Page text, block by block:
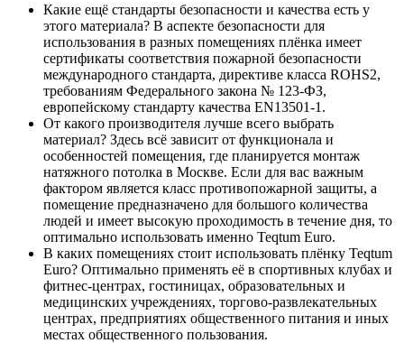
Какие ещё стандарты безопасности и качества есть у
этого материала? В аспекте безопасности для
использования в разных помещениях плёнка имеет
сертификаты соответствия пожарной безопасности
международного стандарта, директиве класса ROHS2,
требованиям Федерального закона № 123-ФЗ,
европейскому стандарту качества EN13501-1.
От какого производителя лучше всего выбрать
материал? Здесь всё зависит от функционала и
особенностей помещения, где планируется монтаж
натяжного потолка в Москве. Если для вас важным
фактором является класс противопожарной защиты, а
помещение предназначено для большого количества
людей и имеет высокую проходимость в течение дня, то
оптимально использовать именно Teqtum Euro.
В каких помещениях стоит использовать плёнку Teqtum
Euro? Оптимально применять её в спортивных клубах и
фитнес-центрах, гостиницах, образовательных и
медицинских учреждениях, торгово-развлекательных
центрах, предприятиях общественного питания и иных
местах общественного пользования.